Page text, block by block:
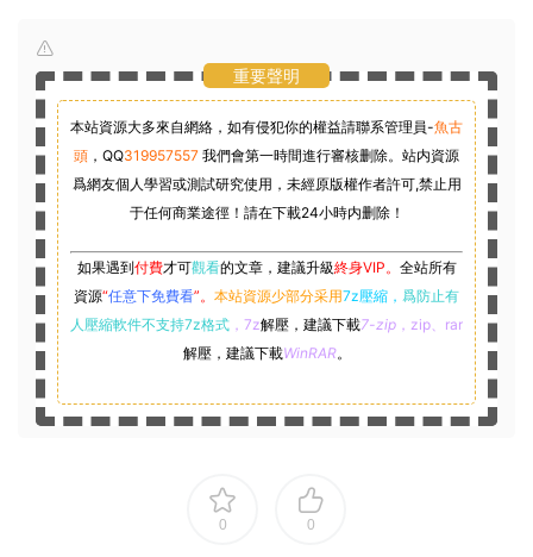
重要聲明
本站資源大多來自網絡，如有侵犯你的權益請聯系管理員-魚古
頭 ， QQ319957557 我們會第一時間進行審核删除。站内資源
爲網友個人學習或測試研究使用，未經原版權作者許可,禁止用
于任何商業途徑！請在下載24小時内删除！
如果遇到付費才可觀看的文章，建議升級終身VIP。 全站所有
資源“任意下免費看”。 本站資源少部分采用7z壓縮， 爲防止有
人壓縮軟件不支持7z格式 ，7z解壓，建議下載7-zip ，zip、rar
解壓，建議下載WinRAR。
0 0